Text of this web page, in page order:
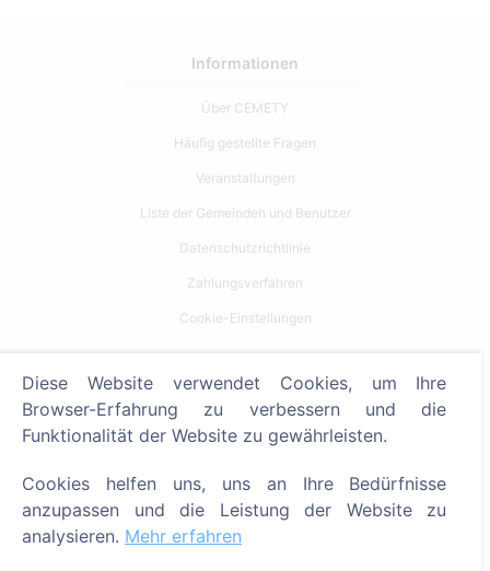
Informationen
Über CEMETY
Häufig gestellte Fragen
Veranstaltungen
Liste der Gemeinden und Benutzer
Datenschutzrichtlinie
Zahlungsverfahren
Cookie-Einstellungen
Bestattete suchen
Friedhöfe suchen
Dienstleistungen
Kontakt
Diese Website verwendet Cookies, um Ihre
Browser-Erfahrung zu verbessern und die
Funktionalität der Website zu gewährleisten.
Cookies helfen uns, uns an Ihre Bedürfnisse
anzupassen und die Leistung der Website zu
analysieren. Mehr erfahren